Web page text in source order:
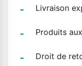
Livraison
Produits
Droit de